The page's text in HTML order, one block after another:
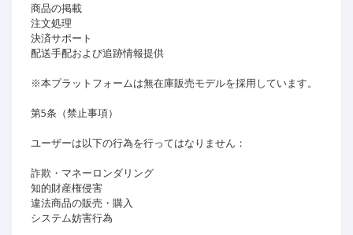
商品の掲載
注文処理
決済サポート
配送手配および追跡情報提供
※本プラットフォームは無在庫販売モデルを採用しています。
第5条（禁止事項）
ユーザーは以下の行為を行ってはなりません：
詐欺・マネーロンダリング
知的財産権侵害
違法商品の販売・購入
システム妨害行為